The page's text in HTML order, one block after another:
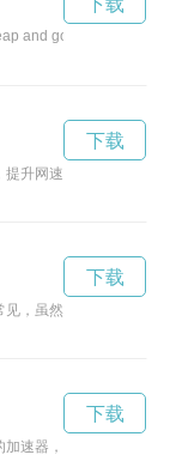
and go towards
升网速稳定性的工具
下载
，虽然有些软件可能
下载
速器，能够提供稳定
下载